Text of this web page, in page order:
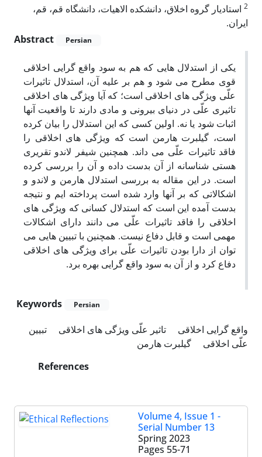
2 استادیار گروه اخلاق، دانشکده الاهیات، دانشگاه قم، قم،
ایران.
Abstract
Persian
یکی از استدلال هایی که هم به سود واقع گرایی اخلاقی
قوی مطرح می شود و هم بر علیه آن، استدلال تاثیرات
علّی ویژگی های اخلاقی است؛ که آیا ویژگی های اخلاقی
تاثیری علّی در دنیای بیرونی و مادی دارند تا واقعیت آنها
اثبات شود یا نه. اولین کسی که این استدلال را بیان کرده
است، گیلبرت هارمن است که ویژگی های اخلاقی را
فاقد تاثیرات علّی می داند. همچنین شیفر لاندو تقریری
هستی شناسانه از آن بدست داده و آن را بررسی کرده
است. در این مقاله به بررسی استدلال هارمن و لاندو و
اشکالاتی که بر آنها وارد شده است پرداخته ایم و نتیجه
بدست آمده این است که استدلال کسانی که ویژگی های
اخلاقی را فاقد تاثیرات علّی می دانند دارای اشکالات
مهمی است و قابل دفاع نیست. همچنین با تبیین هایی می
توان از دارا بودن تاثیرات علّی برای ویژگی های اخلاقی
دفاع کرد و از آن به سود واقع گرایی بهره برد.
Keywords Persian
واقع گرایی اخلاقی تاثیر علّی ویژگی های اخلاقی
تبیین
علّی اخلاقی
گیلبرت هارمن
References
Volume 4, Issue 1 -
Serial Number 13
Spring 2023
Pages 55-71